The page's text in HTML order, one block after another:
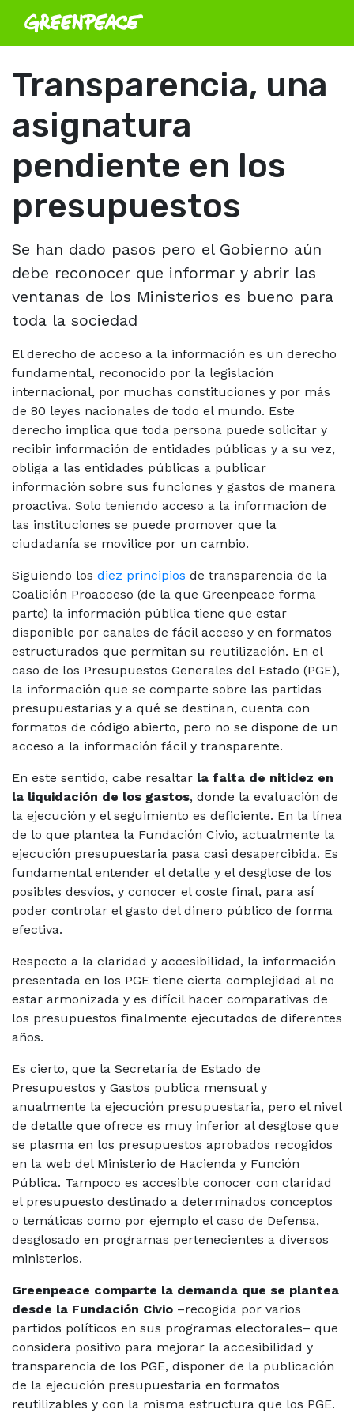
Transparencia, una
asignatura
pendiente en los
presupuestos
Se han dado pasos pero el Gobierno aún
debe reconocer que informar y abrir las
ventanas de los Ministerios es bueno para
toda la sociedad
El derecho de acceso a la información es un derecho
fundamental, reconocido por la legislación
internacional, por muchas constituciones y por más
de 80 leyes nacionales de todo el mundo. Este
derecho implica que toda persona puede solicitar y
recibir información de entidades públicas y a su vez,
obliga a las entidades públicas a publicar
información sobre sus funciones y gastos de manera
proactiva. Solo teniendo acceso a la información de
las instituciones se puede promover que la
ciudadanía se movilice por un cambio.
Siguiendo los diez principios de transparencia de la
Coalición Proacceso (de la que Greenpeace forma
parte) la información pública tiene que estar
disponible por canales de fácil acceso y en formatos
estructurados que permitan su reutilización. En el
caso de los Presupuestos Generales del Estado (PGE),
la información que se comparte sobre las partidas
presupuestarias y a qué se destinan, cuenta con
formatos de código abierto, pero no se dispone de un
acceso a la información fácil y transparente.
En este sentido, cabe resaltar la falta de nitidez en
la liquidación de los gastos, donde la evaluación de
la ejecución y el seguimiento es deficiente. En la línea
de lo que plantea la Fundación Civio, actualmente la
ejecución presupuestaria pasa casi desapercibida. Es
fundamental entender el detalle y el desglose de los
posibles desvíos, y conocer el coste final, para así
poder controlar el gasto del dinero público de forma
efectiva.
Respecto a la claridad y accesibilidad, la información
presentada en los PGE tiene cierta complejidad al no
estar armonizada y es difícil hacer comparativas de
los presupuestos finalmente ejecutados de diferentes
años.
Es cierto, que la Secretaría de Estado de
Presupuestos y Gastos publica mensual y
anualmente la ejecución presupuestaria, pero el nivel
de detalle que ofrece es muy inferior al desglose que
se plasma en los presupuestos aprobados recogidos
en la web del Ministerio de Hacienda y Función
Pública. Tampoco es accesible conocer con claridad
el presupuesto destinado a determinados conceptos
o temáticas como por ejemplo el caso de Defensa,
desglosado en programas pertenecientes a diversos
ministerios.
Greenpeace comparte la demanda que se plantea
desde la Fundación Civio –recogida por varios
partidos políticos en sus programas electorales– que
considera positivo para mejorar la accesibilidad y
transparencia de los PGE, disponer de la publicación
de la ejecución presupuestaria en formatos
reutilizables y con la misma estructura que los PGE.